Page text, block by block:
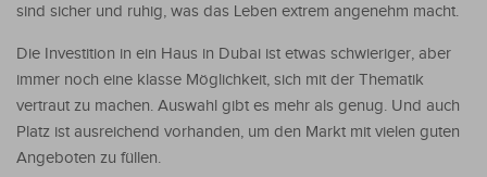
sind sicher und ruhig, was das Leben extrem angenehm macht.
Die Investition in ein Haus in Dubai ist etwas schwieriger, aber
immer noch eine klasse Möglichkeit, sich mit der Thematik
vertraut zu machen. Auswahl gibt es mehr als genug. Und auch
Platz ist ausreichend vorhanden, um den Markt mit vielen guten
Angeboten zu füllen.